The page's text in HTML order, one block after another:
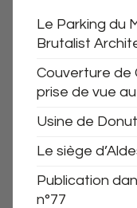
Le Parking du
Brutalist
Couverture de
prise de vue
Usine de
Le siège
Publication
n°77